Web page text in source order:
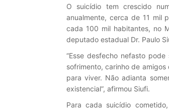
O suicídio tem crescido
anualmente, cerca de 11 mil
cada 100 mil habitantes, no
deputado estadual Dr. Paulo
“Esse desfecho nefasto
sofrimento, carinho de
para viver. Não adianta
existencial”, afirmou Siufi.
Para cada suicídio